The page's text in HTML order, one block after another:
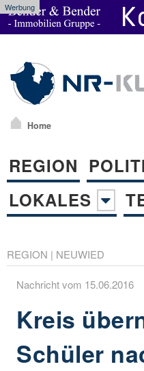
Werbung
Home
REGION
LOKALES
REGION | NEUWIED
Nachricht vom
Kreis
Schüler